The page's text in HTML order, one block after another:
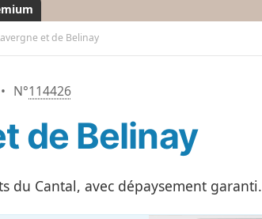
et de Belinay
• N°114426
de Belinay
du Cantal, avec dépaysement garanti.